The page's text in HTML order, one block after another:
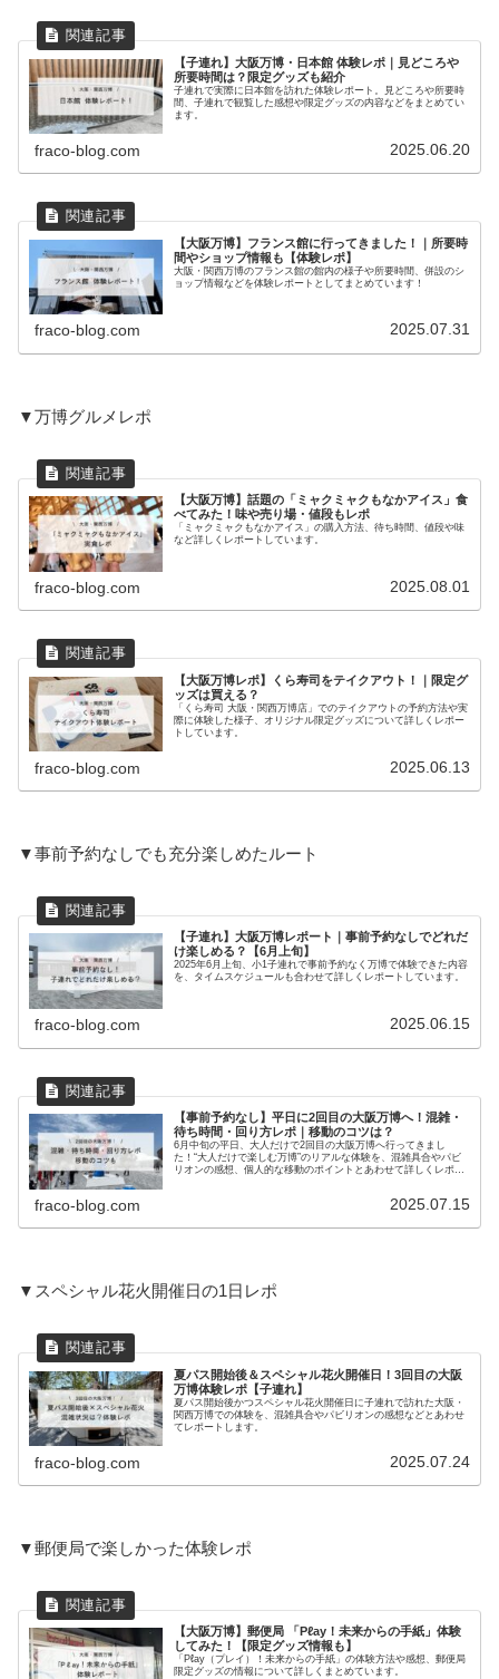
【子連れ】大阪万博・日本館 体験レポ｜見どころや
所要時間は？限定グッズも紹介
子連れで実際に日本館を訪れた体験レポート。見どころや所要時
間、子連れで観覧した感想や限定グッズの内容などをまとめてい
ます。
fraco-blog.com 2025.06.20
【大阪万博】フランス館に行ってきました！｜所要時
間やショップ情報も【体験レポ】
大阪・関西万博のフランス館の館内の様子や所要時間、併設のシ
ョップ情報などを体験レポートとしてまとめています！
fraco-blog.com 2025.07.31
▼万博グルメレポ
【大阪万博】話題の「ミャクミャクもなかアイス」食
べてみた！味や売り場・値段もレポ
「ミャクミャクもなかアイス」の購入方法、待ち時間、値段や味
など詳しくレポートしています。
fraco-blog.com 2025.08.01
【大阪万博レポ】くら寿司をテイクアウト！｜限定グ
ッズは買える？
「くら寿司 大阪・関西万博店」でのテイクアウトの予約方法や実
際に体験した様子、オリジナル限定グッズについて詳しくレポー
トしています。
fraco-blog.com 2025.06.13
▼事前予約なしでも充分楽しめたルート
【子連れ】大阪万博レポート｜事前予約なしでどれだ
け楽しめる？【6月上旬】
2025年6月上旬、小1子連れで事前予約なく万博で体験できた内容
を、タイムスケジュールも合わせて詳しくレポートしています。
fraco-blog.com 2025.06.15
【事前予約なし】平日に2回目の大阪万博へ！混雑・
待ち時間・回り方レポ｜移動のコツは？
6月中旬の平日、大人だけで2回目の大阪万博へ行ってきまし
た！“大人だけで楽しむ万博”のリアルな体験を、混雑具合やパビ
リオンの感想、個人的な移動のポイントとあわせて詳しくレポー
fraco-blog.com 2025.07.15
▼スペシャル花火開催日の1日レポ
夏パス開始後＆スペシャル花火開催日！3回目の大阪
万博体験レポ【子連れ】
夏パス開始後かつスペシャル花火開催日に子連れで訪れた大阪・
関西万博での体験を、混雑具合やパビリオンの感想などとあわせ
てレポートします。
fraco-blog.com 2025.07.24
▼郵便局で楽しかった体験レポ
【大阪万博】郵便局 「Pℓay！未来からの手紙」体験
してみた！【限定グッズ情報も】
「Pℓay（プレイ）！未来からの手紙」の体験方法や感想、郵便局
限定グッズの情報について詳しくまとめています。